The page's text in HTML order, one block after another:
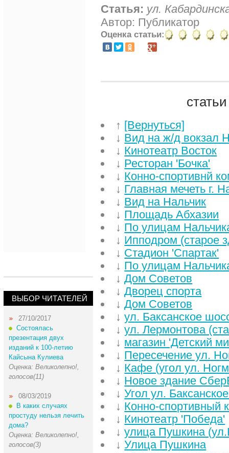
ВЫБОР ЧИТАТЕЛЕЙ
27/10/2017
Состоялась
презентация двух
изданий к 100-летию
Кайсына Кулиева
Оценка: Великолепно!,
голосов(11)
08/03/2019
В каких случаях
простуду нельзя лечить
дома?
Оценка: Великолепно!,
голосов(3)
Статья: ул.
Автор: Публикатор
Оценка статьи:
↑ [Вернуться]
↓ Вид на ж/д вокзал
↓ Кинотеатр Восток
↓ Ресторан 'Бочка'
↓ Конно-спортивнй
↓ Главная мечеть г.
↓ Вид на Нальчик
↓ Площадь Абхазии
↓ По улицам
↓ Ипподром (старое
↓ Стадион 'Спартак'
↓ По улицам
↓Дом Советов
↓Дворец спорта
↓Дом Советов
↓ул. Баксанское
↓ул. Лермонтова
↓ магазин 'Детский
↓ Пересечение ул.
↓ Кафе (угол ул.
↓ Новое здание
↓Угол ул.
↓ Конно-спортивный
↓ Кинотеатр 'Победа'
↓улица Пушкина
↓Улица Пушкина